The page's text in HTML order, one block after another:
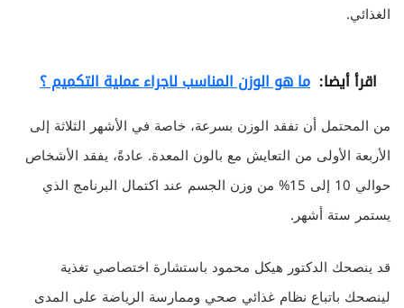
الغذائي.
اقرأ أيضا: ما هو الوزن المناسب لاجراء عملية التكميم ؟
من المحتمل أن تفقد الوزن بسرعة، خاصة في الأشهر الثلاثة إلى
الأربعة الأولى من التعايش مع بالون المعدة. عادةً، يفقد الأشخاص
حوالي 10 إلى 15% من وزن الجسم عند اكتمال البرنامج الذي
يستمر ستة أشهر.
قد ينصحك الدكتور هيكل محمود باستشارة اختصاصي تغذية
لينصحك باتباع نظام غذائي صحي وممارسة الرياضة على المدى